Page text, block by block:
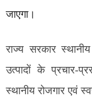
जाएगा।
राज्य सरकार
उत्पादों के प्रचार-
स्थानीय रोजगार एवं